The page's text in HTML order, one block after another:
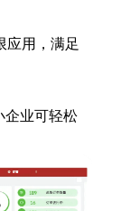
应用，满足
企业可轻松